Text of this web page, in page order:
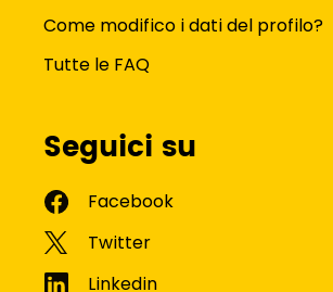
Come modifico i dati del profilo?
Tutte le FAQ
Seguici su